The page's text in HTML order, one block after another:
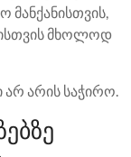
მანქანისთვის,
მხოლოდ
არ არის საჭირო.